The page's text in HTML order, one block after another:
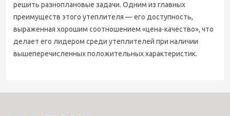
решить разноплановые задачи. Одним из главных
преимуществ этого утеплителя — его доступность,
выраженная хорошим соотношением «цена-качество», что
делает его лидером среди утеплителей при наличии
вышеперечисленных положительных характеристик.